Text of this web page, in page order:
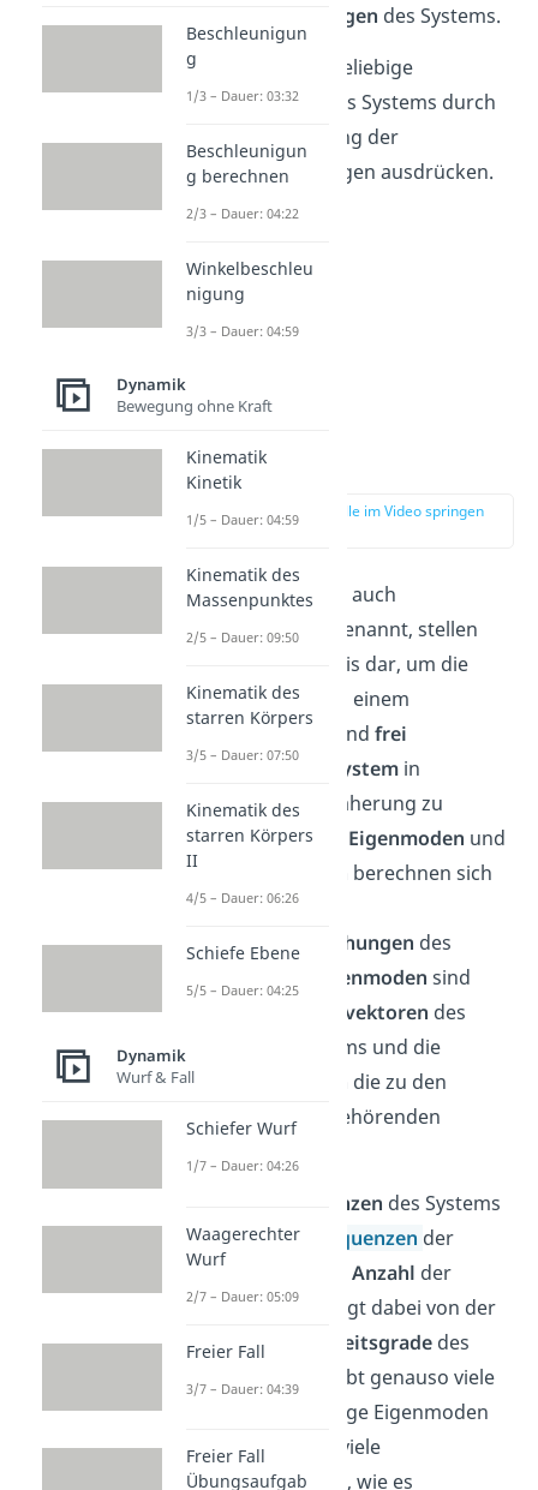
Eigenschwingungen des Systems.
Man kann jede beliebige
Schwingung eines Systems durch
eine Überlagerung der
Eigenschwingungen ausdrücken.
Eigenmode
zur Stelle im Video springen
(00:52)
DieEigenmoden
, auch
Normalmoden
genannt, stellen
eine diskrete Basis dar, um die
Schwingungen in einem
ungedämpften
und frei
schwingenden System in
harmonischer Näherung zu
beschreiben. Die Eigenmoden und
Eigenfrequenzen berechnen sich
dabei aus den
Bewegungsgleichungen des
Eigenmoden sind
Eigenvektoren des
Gleichungssystems und die
Eigenfrequenzen die zu den
Eigenvektoren gehörenden
Eigenfrequenzen des Systems
sind also die
Frequenzen der
Eigenmoden
Anzahl der
Eigenmoden
hängt dabei von der
Anzahlder Freiheitsgrade des
Systems ab. Es gibt genauso viele
linear unabhängige Eigenmoden
und maximal so viele
Eigenfrequenzen, wie es
Beschleunigun
g
1/3 – Dauer: 03:32
Beschleunigun
g berechnen
2/3 – Dauer: 04:22
Winkelbeschleu
nigung
3/3 – Dauer: 04:59
Dynamik
Bewegung ohne Kraft
Kinematik
Kinetik
1/5 – Dauer: 04:59
Kinematik des
Massenpunktes
2/5 – Dauer: 09:50
Kinematik des
starren Körpers
3/5 – Dauer: 07:50
Kinematik des
starren Körpers
II
4/5 – Dauer: 06:26
Schiefe Ebene
5/5 – Dauer: 04:25
Dynamik
Wurf & Fall
Schiefer Wurf
1/7 – Dauer: 04:26
Waagerechter
Wurf
2/7 – Dauer: 05:09
Freier Fall
3/7 – Dauer: 04:39
Freier Fall
Übungsaufgab